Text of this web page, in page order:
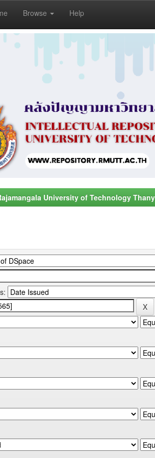
Browse Help
University of Technology